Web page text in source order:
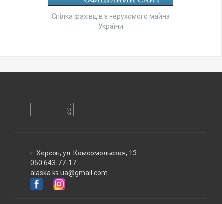
Спілка фахівців з нерухомого майна
України
г. Херсон, ул. Комсомольская, 13
050 643-77-17
alaska.ks.ua@gmail.com